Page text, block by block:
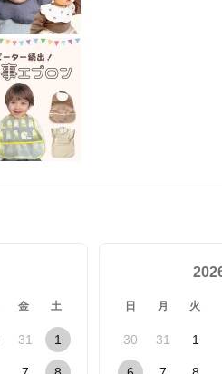
金 土
31 1
日 月 火
30 31 1